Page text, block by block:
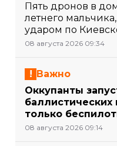
Пять дронов в
летнего
ударом по
08 августа 2026 09:34
Важно
Оккупанты
баллистических
только
08 августа 2026 09:14